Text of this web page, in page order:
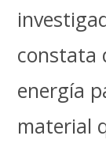
constata
energía
material